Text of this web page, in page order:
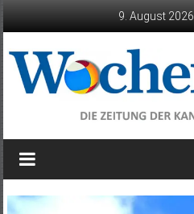
9. August 2026
Wochenblatt
die
der